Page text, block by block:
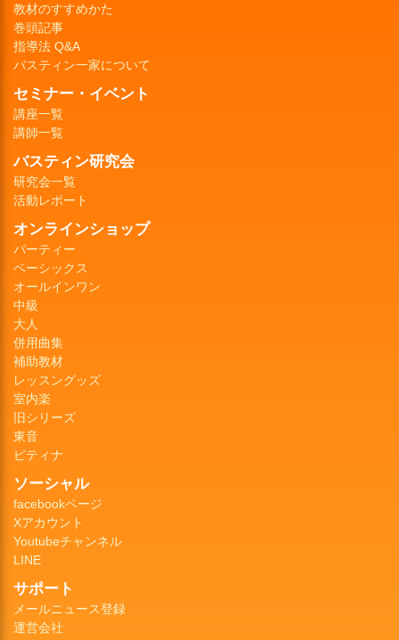
教材のすすめかた
巻頭記事
指導法 Q&A
バスティン一家について
セミナー・イベント
講座一覧
講師一覧
バスティン研究会
研究会一覧
活動レポート
オンラインショップ
パーティー
ベーシックス
オールインワン
中級
大人
併用曲集
補助教材
レッスングッズ
室内楽
旧シリーズ
東音
ピティナ
ソーシャル
facebookページ
Xアカウント
Youtubeチャンネル
LINE
サポート
メールニュース登録
運営会社